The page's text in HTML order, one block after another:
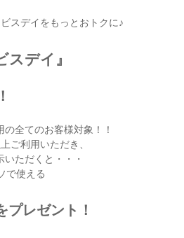
スデイをもっとおトクに♪
スデイ』
全てのお客様対象！！
ご利用いただき、
ただくと・・・
で使える
プレゼント！